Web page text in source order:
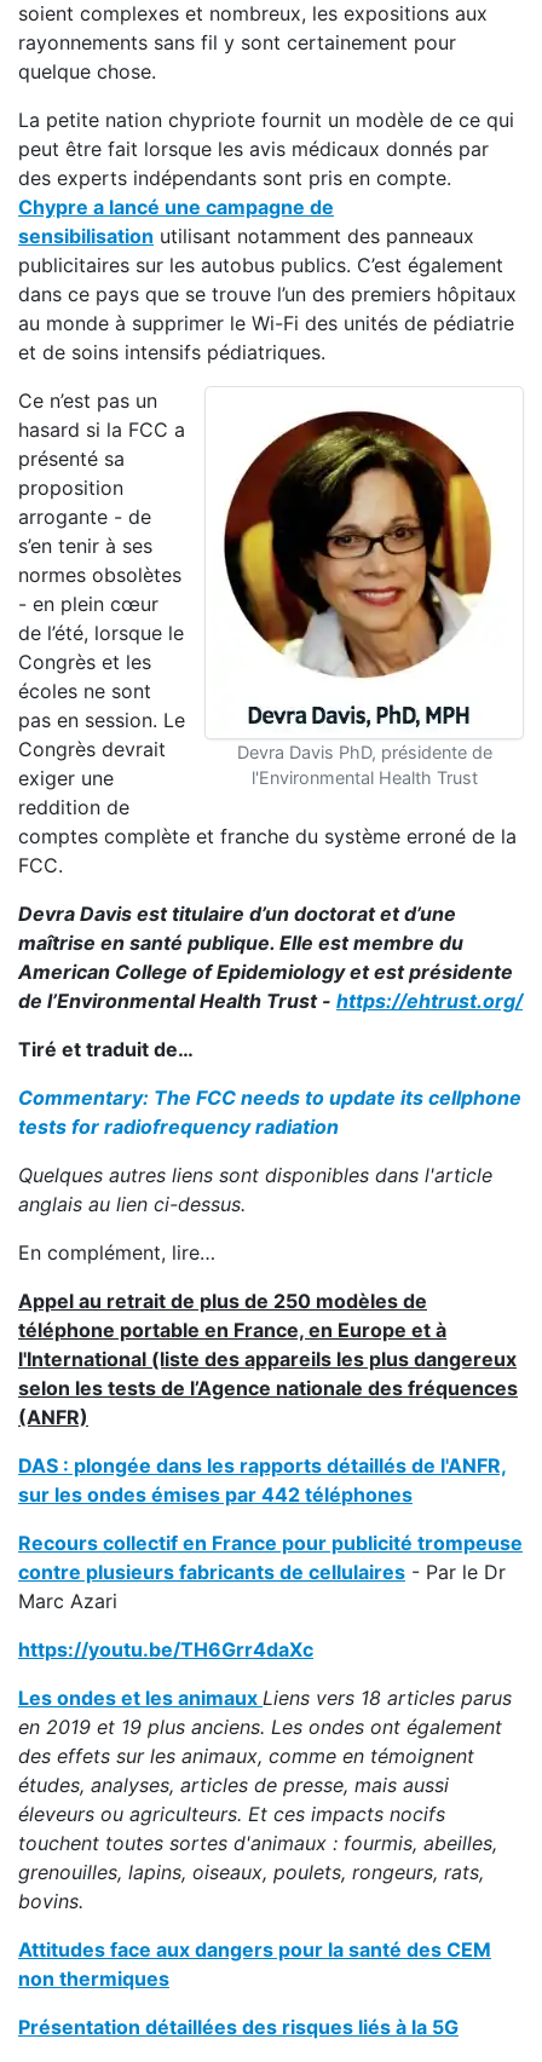
soient complexes et nombreux, les expositions aux
rayonnements sans fil y sont certainement pour
quelque chose.
La petite nation chypriote fournit un modèle de ce qui
peut être fait lorsque les avis médicaux donnés par
des experts indépendants sont pris en compte.
Chypre a lancé une campagne de
sensibilisation utilisant notamment des panneaux
publicitaires sur les autobus publics. C’est également
dans ce pays que se trouve l’un des premiers hôpitaux
au monde à supprimer le Wi-Fi des unités de pédiatrie
et de soins intensifs pédiatriques.
Devra Davis PhD, présidente de
l'Environmental Health Trust
Ce n’est pas un
hasard si la FCC a
présenté sa
proposition
arrogante - de
s’en tenir à ses
normes obsolètes
- en plein cœur
de l’été, lorsque le
Congrès et les
écoles ne sont
pas en session. Le
Congrès devrait
exiger une
reddition de
comptes complète et franche du système erroné de la
FCC.
Devra Davis est titulaire d’un doctorat et d’une
maîtrise en santé publique. Elle est membre du
American College of Epidemiology et est présidente
de l’Environmental Health Trust - https://ehtrust.org/
Tiré et traduit de…
Commentary: The FCC needs to update its cellphone
tests for radiofrequency radiation
Quelques autres liens sont disponibles dans l'article
anglais au lien ci-dessus.
En complément, lire…
Appel au retrait de plus de 250 modèles de
téléphone portable en France, en Europe et à
l'International (liste des appareils les plus dangereux
selon les tests de l’Agence nationale des fréquences
(ANFR)
DAS : plongée dans les rapports détaillés de l'ANFR,
sur les ondes émises par 442 téléphones
Recours collectif en France pour publicité trompeuse
contre plusieurs fabricants de cellulaires - Par le Dr
Marc Azari
https://youtu.be/TH6Grr4daXc
Les ondes et les animaux Liens vers 18 articles parus
en 2019 et 19 plus anciens. Les ondes ont également
des effets sur les animaux, comme en témoignent
études, analyses, articles de presse, mais aussi
éleveurs ou agriculteurs. Et ces impacts nocifs
touchent toutes sortes d'animaux : fourmis, abeilles,
grenouilles, lapins, oiseaux, poulets, rongeurs, rats,
bovins.
Attitudes face aux dangers pour la santé des CEM
non thermiques
Présentation détaillées des risques liés à la 5G